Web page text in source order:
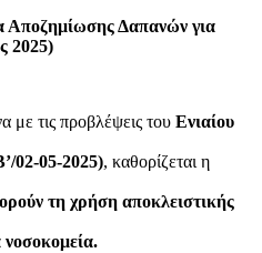
Αποζημίωσης Δαπανών για
2025)
τις προβλέψεις του Ενιαίου
02-05-2025), καθορίζεται η
τη χρήση αποκλειστικής
νοσοκομεία.